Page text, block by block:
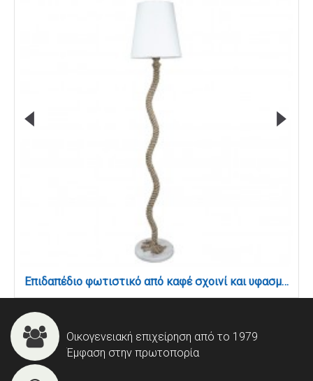
Επιδαπέδιο φωτιστικό από καφέ σχοινί και υφασμάτινο καπέλο 1XE27 D:138cm (45364-WH)
Οικογενειακή επιχείρηση από το 1979
Έμφαση στην πρωτοπορία